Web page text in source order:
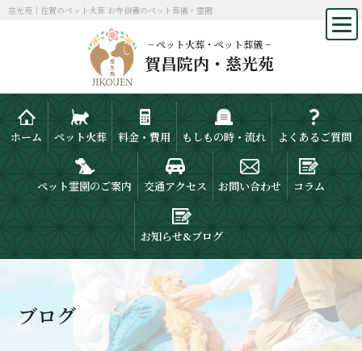
慈光苑｜佐賀のペット火葬 お寺供養のペット葬儀・霊園
− ペット火葬・ペット葬儀 −
賀昌院内・慈光苑
ホーム ペット火葬 料金・費用 もしもの時・流れ よくあるご質問
ペット霊園のご案内 交通アクセス お問い合わせ コラム
お知らせ&ブログ
ブログ